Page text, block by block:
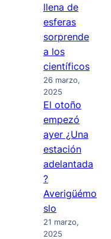
llena de
esferas
sorprende
a los
científicos
26 marzo,
2025
El otoño
empezó
ayer ¿Una
estación
adelantada
?
Averigüémo
slo
21 marzo,
2025